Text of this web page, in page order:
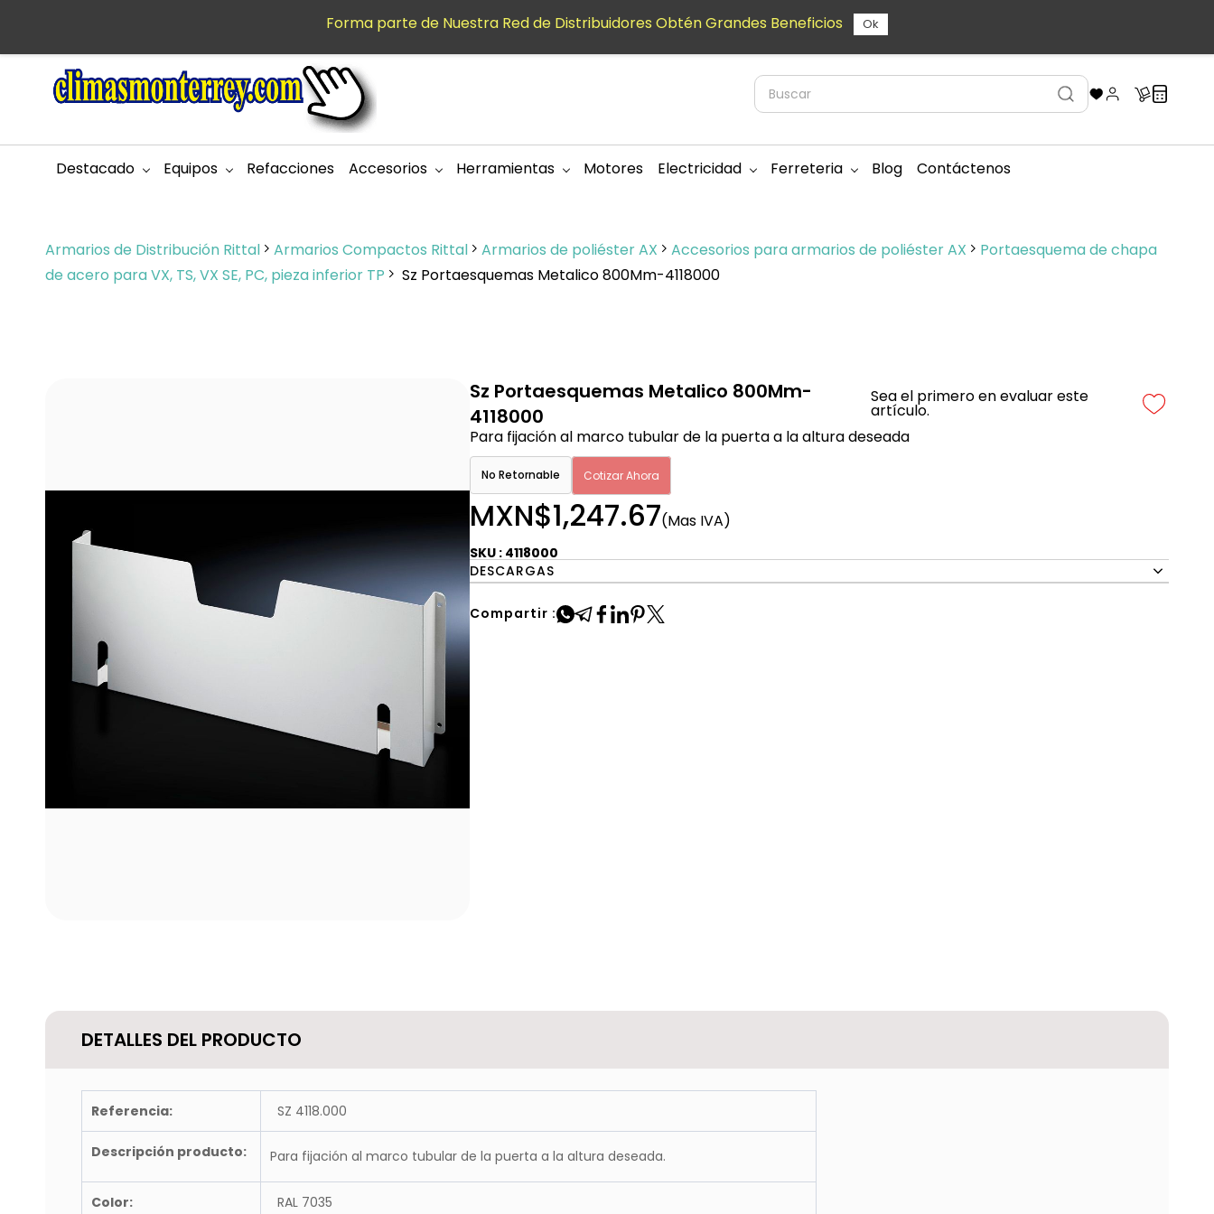
principal
Destacado Equipos Refacciones Accesorios Herramientas Motores Electricidad Ferreteria Blog Contáctenos
Armarios de Distribución Rittal Armarios Compactos Rittal Armarios de poliéster AX Accesorios para armarios de poliéster AX
Portaesquema de chapa
de acero para VX, TS, VX SE, PC, pieza inferior TP
Sz Portaesquemas Metalico 800Mm-4118000
Sz Portaesquemas Metalico 800Mm-
4118000
Sea el primero en evaluar este
artículo.
Para fijación al marco tubular de la puerta a la altura deseada
No Retornable Cotizar Ahora
MXN$1,247.67(Mas IVA)
SKU : 4118000
DESCARGAS
Compartir :
DETALLES DEL PRODUCTO
Referencia: SZ 4118.000
Descripción producto: Para fijación al marco tubular de la puerta a la altura deseada.
Color: RAL 7035
Forma parte de Nuestra Red de Distribuidores Obtén Grandes Beneficios Ok